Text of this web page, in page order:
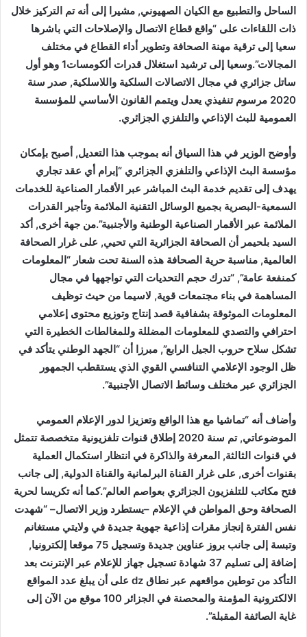
الساحل والتطبيع مع الكيان الصهيوني, مشيرا إلى أنه تم التركيز خلال
ذات اللقاءات على “واقع قطاع الاتصال والإصلاحات التي باشرها
سعيا إلى ترقية مهنة الصحافة وتطوير أداء القطاع في مختلف
المجالات”.وسعيا إلى ترشيد استغلال قدرات ألكومسات1 وهو أول
ساتل جزائري في مجال الاتصالات السلكية واللاسلكية, صدر سنة
2020 مرسوم تنفيذي يعدل ويتمم القانون الأساسي للمؤسسة
العمومية للبث الإذاعي والتلفزي الجزائري.
وأوضح الوزير في هذا السياق أنه بموجب هذا التعديل, أصبح بإمكان
مؤسسة البث الإذاعي والتلفزي الجزائري “إبرام أي عقد تجاري
يهدف إلى تقديم خدمة البث المباشر عبر الأقمار الصناعية للخدمات
السمعية-البصرية بجميع الوسائل التقنية الملائمة وتأجير القدرات
الملائمة عبر الأقمار الصناعية الوطنية والأجنبية”.من جهة أخرى, أكد
السيد بلحيمر أن الصحافة الجزائرية التي تحيي, على غرار الصحافة
العالمية, مناسبة حرية الصحافة هذه السنة تحت شعار “المعلومات
كمنفعة عامة”, “تدرك حجم التحديات التي تواجهها في مجال
المساهمة في بناء مجتمعات قوية, لاسيما من حيث توظيف
المعلومات الموثوقة بشفافية قصد إنتاج وتوزيع محتوى إعلامي
احترافي والتصدي للمعلومات المضللة وللمغالطات الخطيرة التي
تشكل سلاح حروب الجيل الرابع”, مبرزا أن “الجهد الوطني يتأكد في
ظل الوجود الإعلامي التنافسي القوي الذي يستقطب الجمهور
الجزائري عبر مختلف وسائط الاتصال الأجنبية”.
وأضاف أنه “تماشيا مع هذا الواقع وتعزيزا لدور الإعلام العمومي
الموضوعاتي, تم سنة 2020 إطلاق قنوات تلفزيونية متخصصة تتمثل
في قنوات الثالثة, المعرفة والذاكرة في انتظار استكمال العملية
بقنوات أخرى, على غرار القناة البرلمانية والقناة الدولية, إلى جانب
فتح مكاتب للتلفزيون الجزائري بعواصم العالم”.كما أنه تكريسا لحرية
الصحافة وحق المواطن في الإعلام –يستطرد وزير الاتصال– “شهدت
نفس الفترة إنجاز مقرات إذاعية جهوية جديدة في ولايتي مستغانم
وتبسة إلى جانب بروز عناوين جديدة وتسجيل 75 موقعا إلكترونيا,
إضافة إلى تسليم 37 شهادة تسجيل جهاز للإعلام عبر الإنترنت بعد
التأكد من توطين مواقعهم عبر نطاق dz على أن يبلغ عدد المواقع
الالكترونية المؤمنة والمحصنة في الجزائر 100 موقع من الآن إلى
غاية الصائفة المقبلة”.